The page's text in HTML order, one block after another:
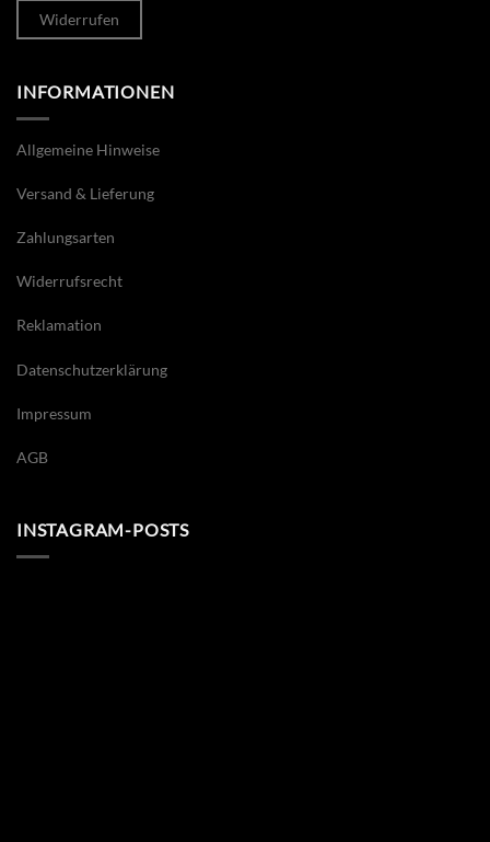
Widerrufen
INFORMATIONEN
Allgemeine Hinweise
Versand & Lieferung
Zahlungsarten
Widerrufsrecht
Reklamation
Datenschutzerklärung
Impressum
AGB
INSTAGRAM-POSTS